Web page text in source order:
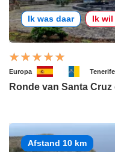
Ik was daar Ik wil
Europa Tenerife
Ronde van Santa Cruz
Afstand 10 km